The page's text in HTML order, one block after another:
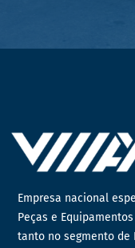
Empresa nacional
Peças e
tanto no segmento de